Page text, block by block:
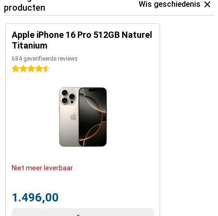
producten
Wis geschiedenis
Apple iPhone 16 Pro 512GB Naturel
Titanium
684 geverifieerde reviews
4.5 sterren
Niet meer leverbaar
1.496,00